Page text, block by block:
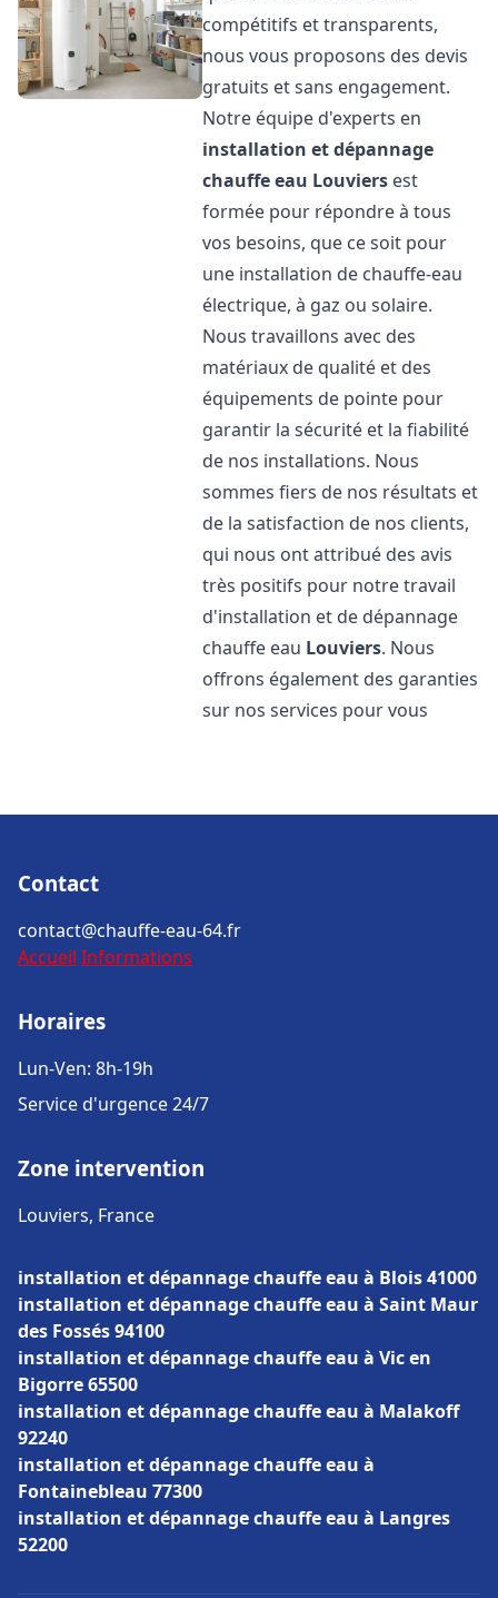
compétitifs et transparents,
nous vous proposons des devis
gratuits et sans engagement.
Notre équipe d'experts en
installation et dépannage
chauffe eau Louviers est
formée pour répondre à tous
vos besoins, que ce soit pour
une installation de chauffe-eau
électrique, à gaz ou solaire.
Nous travaillons avec des
matériaux de qualité et des
équipements de pointe pour
garantir la sécurité et la fiabilité
de nos installations. Nous
sommes fiers de nos résultats et
de la satisfaction de nos clients,
qui nous ont attribué des avis
très positifs pour notre travail
d'installation et de dépannage
chauffe eau Louviers. Nous
offrons également des garanties
sur nos services pour vous
Contact
contact@chauffe-eau-64.fr
Accueil Informations
Horaires
Lun-Ven: 8h-19h
Service d'urgence 24/7
Zone intervention
Louviers, France
installation et dépannage chauffe eau à Blois 41000
installation et dépannage chauffe eau à Saint Maur
des Fossés 94100
installation et dépannage chauffe eau à Vic en
Bigorre 65500
installation et dépannage chauffe eau à Malakoff
92240
installation et dépannage chauffe eau à
Fontainebleau 77300
installation et dépannage chauffe eau à Langres
52200